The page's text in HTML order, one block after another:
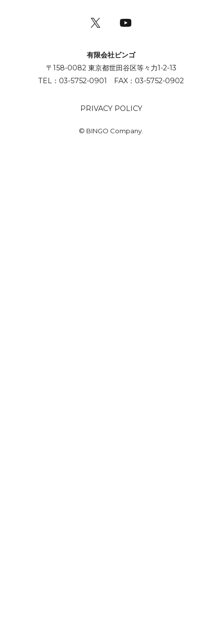
有限会社ビンゴ
〒158-0082 東京都世田谷区等々力1-2-13
TEL：03-5752-0901 FAX：03-5752-0902
PRIVACY POLICY
© BINGO Company.